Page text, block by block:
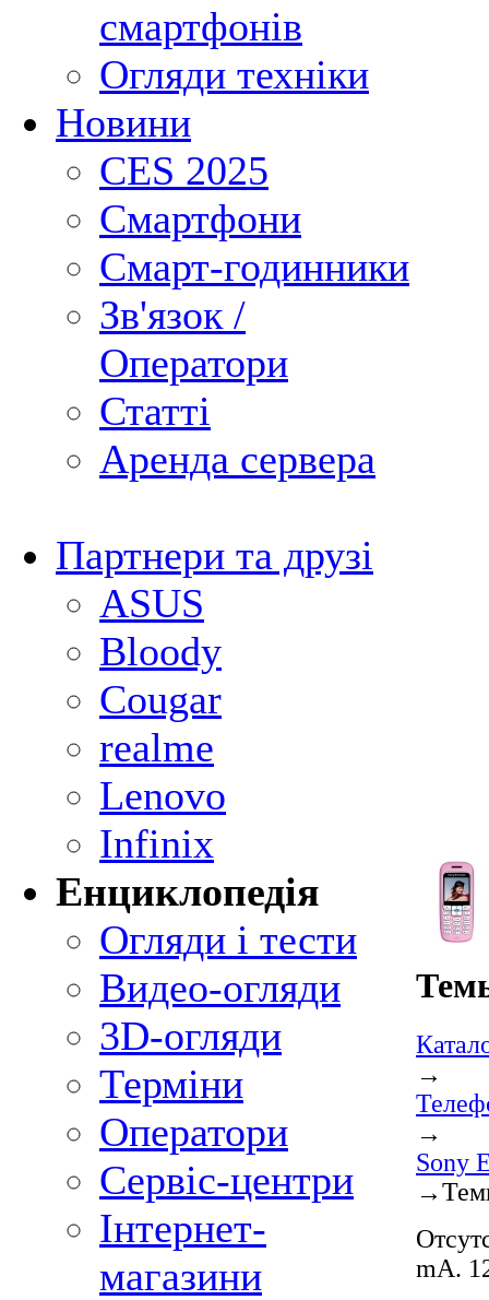
смартфонів
Огляди техніки
Новини
CES 2025
Смартфони
Смарт-годинники
Зв'язок /
Оператори
Статті
Аренда сервера
Партнери та друзі
ASUS
Bloody
Cougar
realme
Lenovo
Infinix
Енциклопедія
Огляди і тести
Видео-огляди
3D-огляди
Терміни
Оператори
Сервіс-центри
Інтернет-
магазини
→
→
Sony
→
mA.